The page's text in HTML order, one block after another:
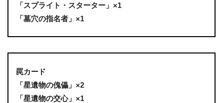
「スプライト・スターター」×1
「墓穴の指名者」×1
罠カード
「星遺物の傀儡」×2
「星遺物の交心」×1